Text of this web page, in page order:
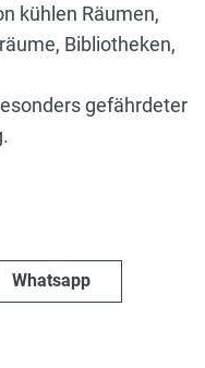
kühlen Räumen,
Bibliotheken,
gefährdeter
Whatsapp